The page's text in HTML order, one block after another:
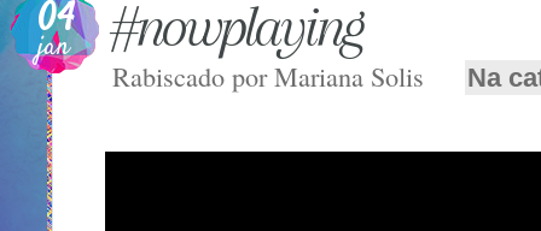
04
jan #nowplaying
Rabiscado porMariana Solis Na